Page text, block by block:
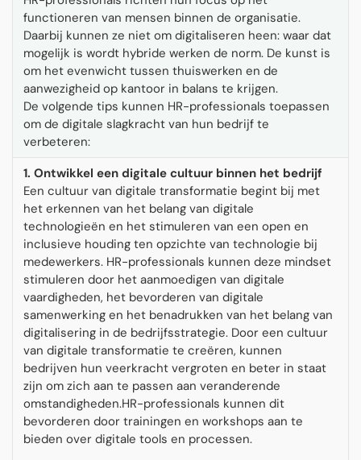
functioneren van mensen binnen de organisatie.
Daarbij kunnen ze niet om digitaliseren heen: waar dat
mogelijk is wordt hybride werken de norm. De kunst is
om het evenwicht tussen thuiswerken en de
aanwezigheid op kantoor in balans te krijgen.
De volgende tips kunnen HR-professionals toepassen
om de digitale slagkracht van hun bedrijf te
verbeteren:
1. Ontwikkel een digitale cultuur binnen het bedrijf
Een cultuur van digitale transformatie begint bij met
het erkennen van het belang van digitale
technologieën en het stimuleren van een open en
inclusieve houding ten opzichte van technologie bij
medewerkers. HR-professionals kunnen deze mindset
stimuleren door het aanmoedigen van digitale
vaardigheden, het bevorderen van digitale
samenwerking en het benadrukken van het belang van
digitalisering in de bedrijfsstrategie. Door een cultuur
van digitale transformatie te creëren, kunnen
bedrijven hun veerkracht vergroten en beter in staat
zijn om zich aan te passen aan veranderende
omstandigheden.HR-professionals kunnen dit
bevorderen door trainingen en workshops aan te
bieden over digitale tools en processen.